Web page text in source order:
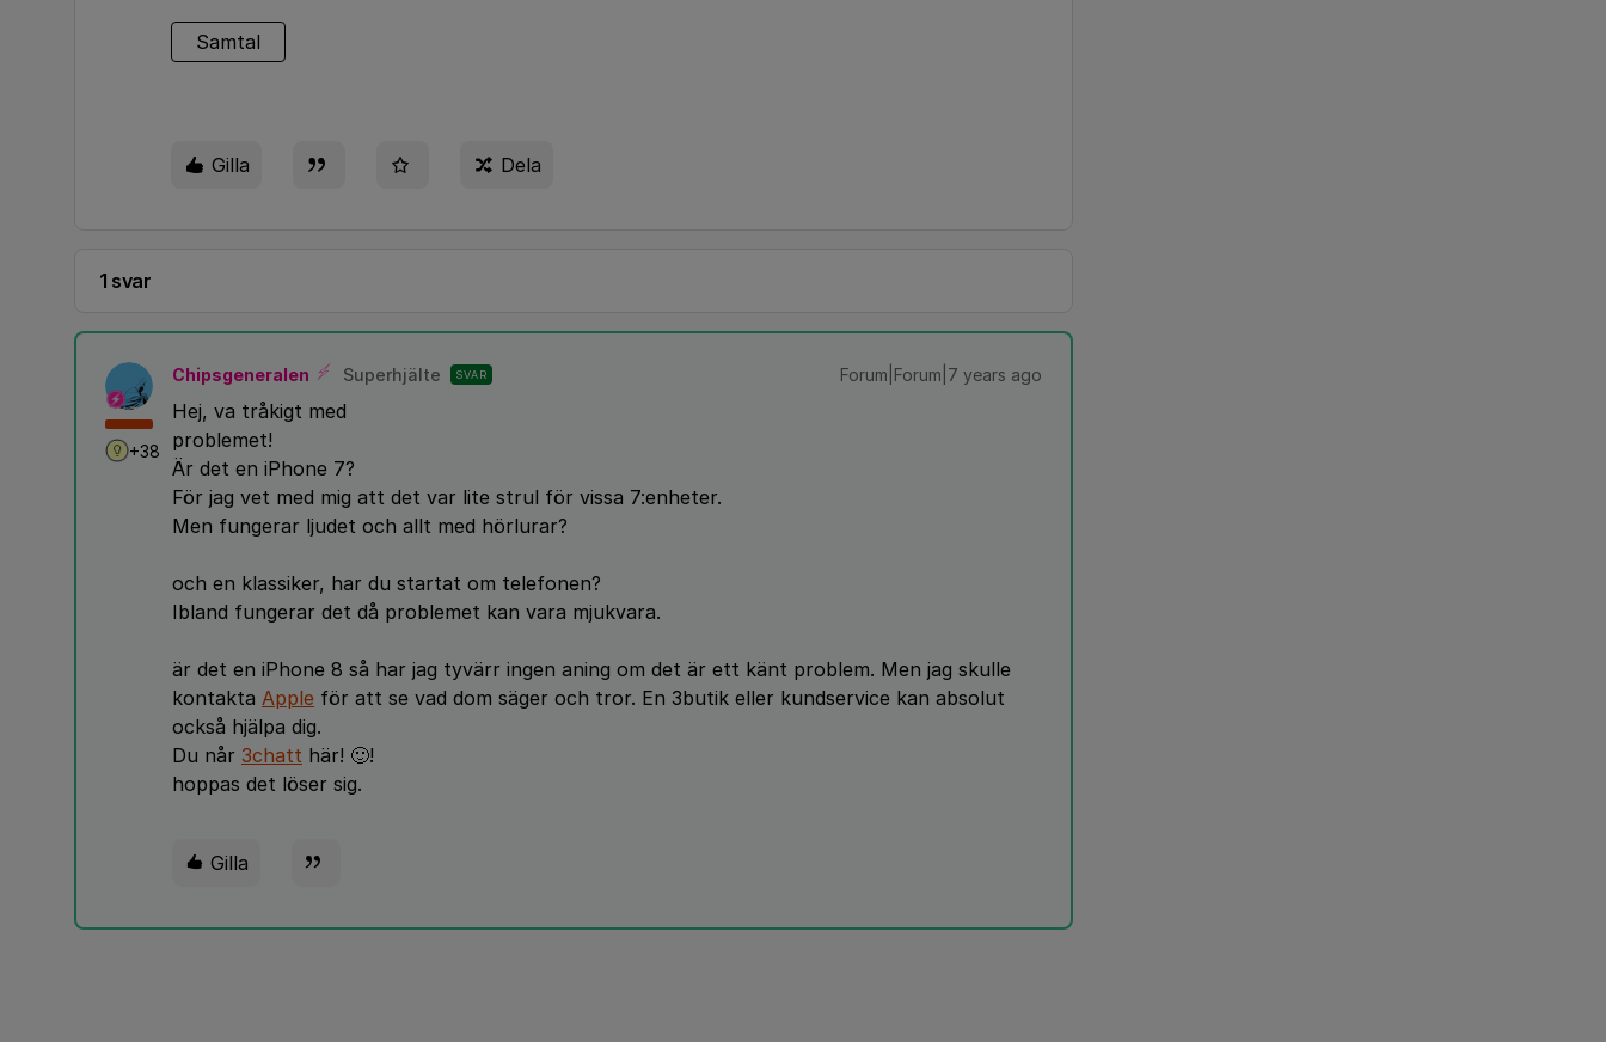
Samtal
Gilla Dela
1 svar
+38
Chipsgeneralen Superhjälte SVAR Forum|Forum|7 years ago
Hej, va tråkigt med
problemet!
Är det en iPhone 7?
För jag vet med mig att det var lite strul för vissa 7:enheter.
Men fungerar ljudet och allt med hörlurar?
och en klassiker, har du startat om telefonen?
Ibland fungerar det då problemet kan vara mjukvara.
är det en iPhone 8 så har jag tyvärr ingen aning om det är ett känt problem. Men jag skulle
kontakta Apple för att se vad dom säger och tror. En 3butik eller kundservice kan absolut
också hjälpa dig.
Du når 3chatt här! 🙂!
hoppas det löser sig.
Gilla